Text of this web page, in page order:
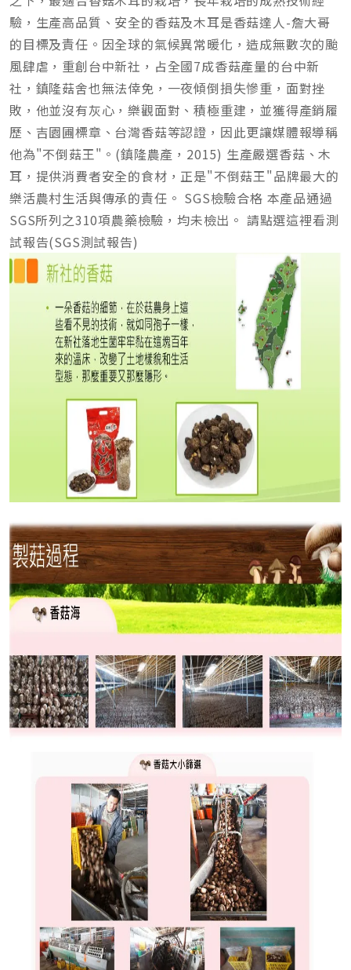
驗，生產高品質、安全的香菇及木耳是香菇達人-詹大哥
的目標及責任。因全球的氣候異常暖化，造成無數次的颱
風肆虐，重創台中新社，占全國7成香菇產量的台中新
社，鎮隆菇舍也無法倖免，一夜傾倒損失慘重，面對挫
敗，他並沒有灰心，樂觀面對、積極重建，並獲得產銷履
歷、吉園圃標章、台灣香菇等認證，因此更讓媒體報導稱
他為"不倒菇王"。(鎮隆農產，2015) 生產嚴選香菇、木
耳，提供消費者安全的食材，正是"不倒菇王"品牌最大的
樂活農村生活與傳承的責任。 SGS檢驗合格 本產品通過
SGS所列之310項農藥檢驗，均未檢出。 請點選這裡看測
試報告(SGS測試報告)